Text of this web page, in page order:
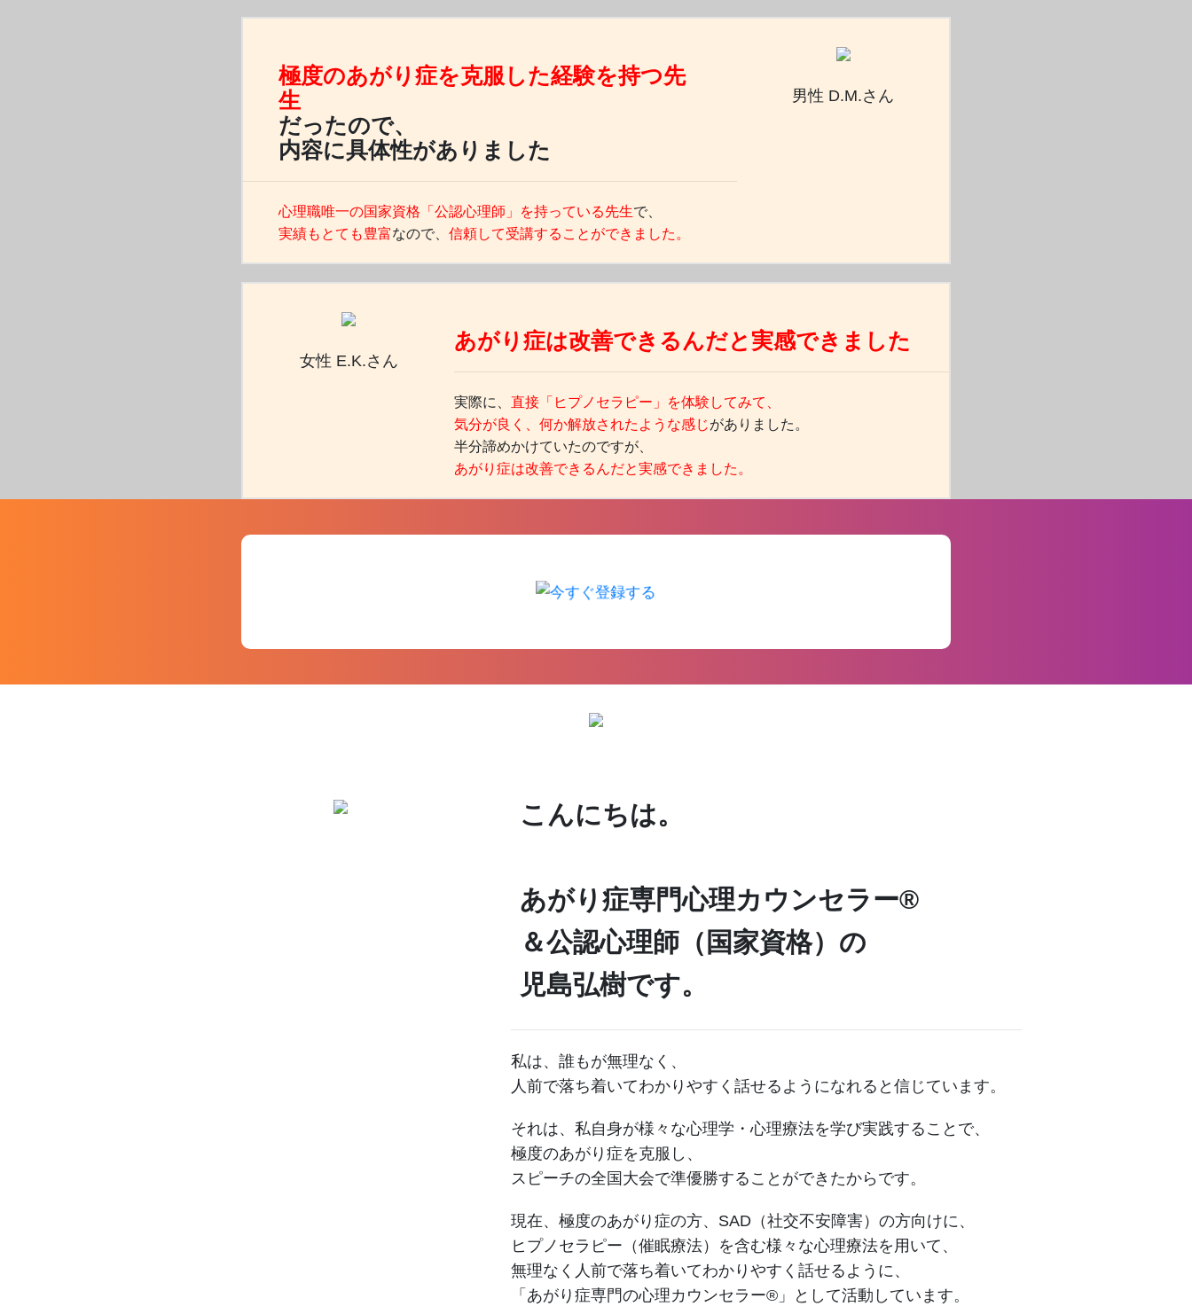
極度のあがり症を克服した経験を持つ先
生
だったので、
内容に具体性がありました
心理職唯一の国家資格「公認心理師」を持っている先生で、
実績もとても豊富なので、 信頼して受講することができました。
男性 D.M.さん
女性 E.K.さん
あがり症は改善できるんだと実感できました
実際に、 直接「ヒプノセラピー」を体験してみて、
気分が良く、何か解放されたような感じがありました。
半分諦めかけていたのですが、
あがり症は改善できるんだと実感できました。
こんにちは。
あがり症専門心理カウンセラー®
＆公認心理師（国家資格）の
児島弘樹です。
私は、誰もが無理なく、
人前で落ち着いてわかりやすく話せるようになれると信じています。
それは、私自身が様々な心理学・心理療法を学び実践することで、
極度のあがり症を克服し、
スピーチの全国大会で準優勝することができたからです。
現在、極度のあがり症の方、SAD（社交不安障害）の方向けに、
ヒプノセラピー（催眠療法）を含む様々な心理療法を用いて、
無理なく人前で落ち着いてわかりやすく話せるように、
「あがり症専門の心理カウンセラー®」として活動しています。